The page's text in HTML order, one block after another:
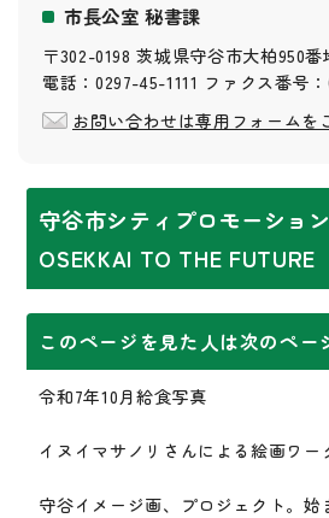
市長公室 秘書課
〒302-0198 茨城県守谷市大柏950番
電話：0297-45-1111 ファクス番号
お問い合わせは専用フォームを
守谷市シティプロモーショ
OSEKKAI TO THE FUTURE
このページを見た人は次のペー
令和7年10月給食写真
イヌイマサノリさんによる絵画ワー
守谷イメージ画、プロジェクト。始